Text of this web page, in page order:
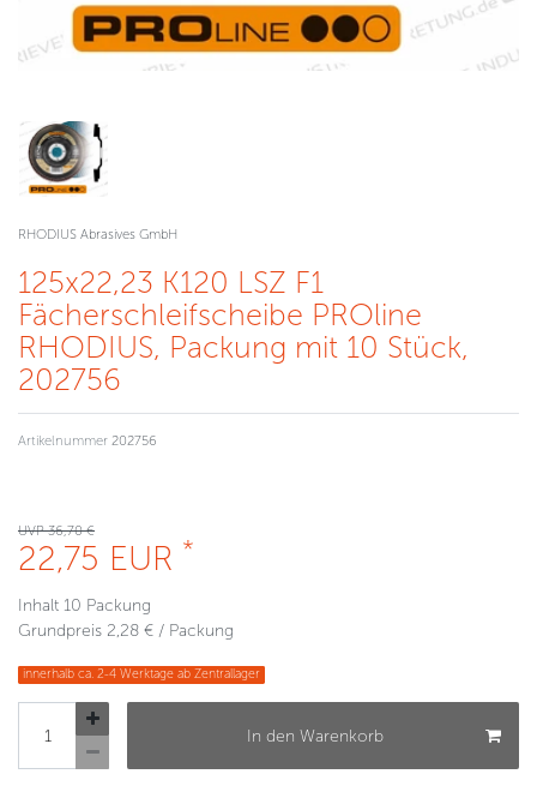
RHODIUS Abrasives GmbH
125x22,23 K120 LSZ F1
Fächerschleifscheibe PROline
RHODIUS, Packung mit 10 Stück,
202756
Artikelnummer 202756
UVP 36,70 €
22,75 EUR *
Inhalt 10 Packung
Grundpreis 2,28 € / Packung
innerhalb ca. 2-4 Werktage ab Zentrallager
In den Warenkorb